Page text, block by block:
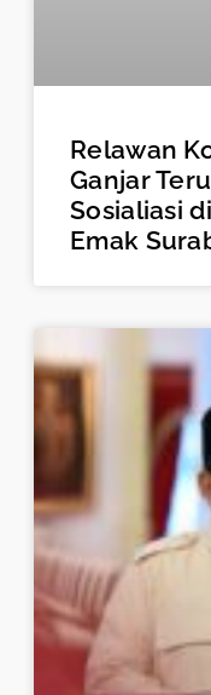
Relawan
Ganjar
Sosialiasi
Emak